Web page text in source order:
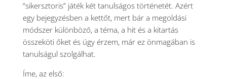
“sikersztoris” játék két tanulságos történetét. Azért
egy bejegyzésben a kettőt, mert bár a megoldási
módszer különböző, a téma, a hit és a kitartás
összeköti őket és úgy érzem, már ez önmagában is
tanulságul szolgálhat.
Íme, az első: